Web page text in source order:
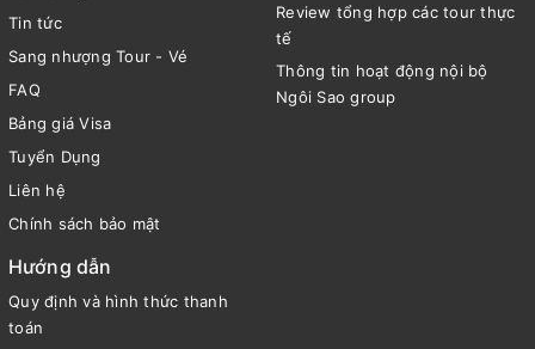
Tin tức
Sang nhượng Tour - Vé
FAQ
Bảng giá Visa
Tuyển Dụng
Liên hệ
Chính sách bảo mật
Review tổng hợp các tour thực
tế
Thông tin hoạt động nội bộ
Ngôi Sao group
Hướng dẫn
Quy định và hình thức thanh
toán